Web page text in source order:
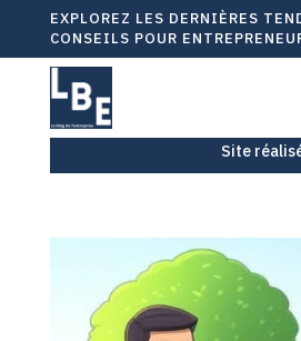
EXPLOREZ LES DERNIÈRES
CONSEILS POUR
Site